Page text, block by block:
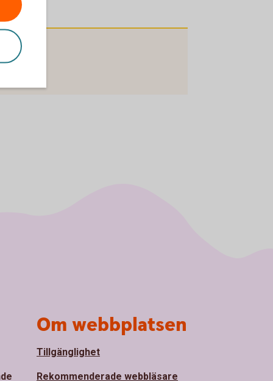
Om webbplatsen
Tillgänglighet
Rekommenderade webbläsare